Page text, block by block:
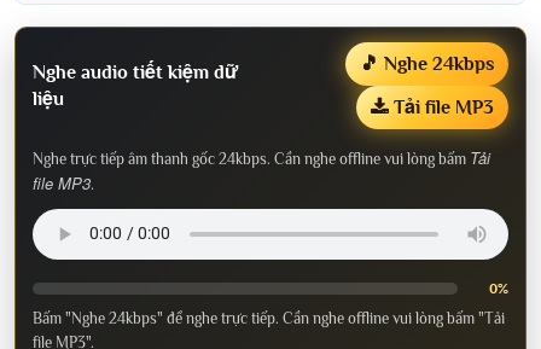
Nghe audio tiết kiệm dữ
liệu
🎵 Nghe 24kbps
Tải file MP3
Nghe trực tiếp âm thanh gốc 24kbps. Cần nghe offline vui lòng bấm Tải
file MP3.
0%
Bấm "Nghe 24kbps" để nghe trực tiếp. Cần nghe offline vui lòng bấm "Tải
file MP3".